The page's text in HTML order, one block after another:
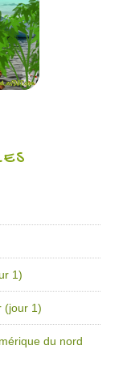
1)
(jour 1)
du nord